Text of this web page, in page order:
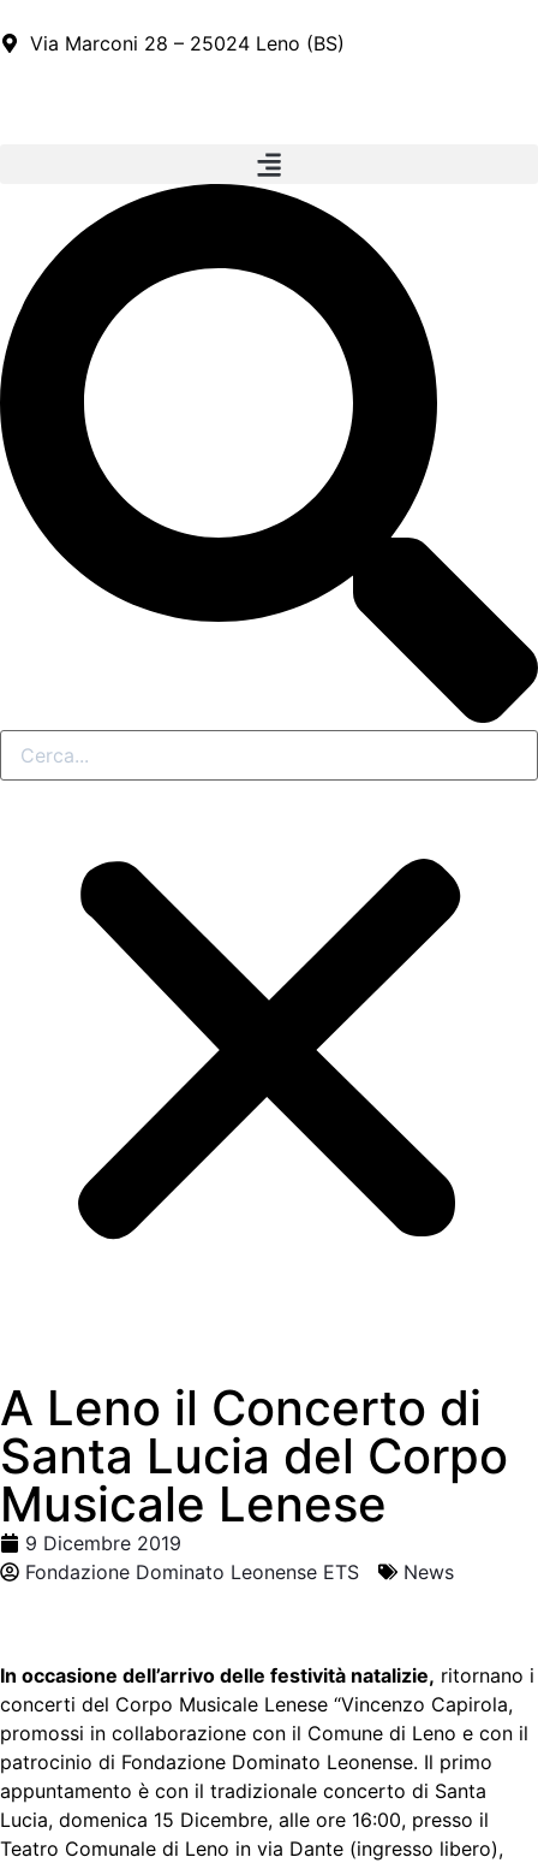
Via Marconi 28 – 25024 Leno (BS)
A Leno il Concerto di
Santa Lucia del Corpo
Musicale Lenese
9 Dicembre 2019
Fondazione Dominato Leonense ETS
News
In occasione dell’arrivo delle festività natalizie, ritornano i
concerti del Corpo Musicale Lenese “Vincenzo Capirola,
promossi in collaborazione con il Comune di Leno e con il
patrocinio di Fondazione Dominato Leonense. Il primo
appuntamento è con il tradizionale concerto di Santa
Lucia, domenica 15 Dicembre, alle ore 16:00, presso il
Teatro Comunale di Leno in via Dante (ingresso libero),